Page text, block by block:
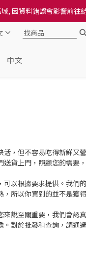
, 因資料錯誤會影響前往
, 因資料錯誤會影響前往
《餸您健康》
, 因資料錯誤會影響前往結
中文
，但不容易吃得新鮮又
貨上門，照顧您的需要
以根據要求提供。我們
所以你買到的並不是獲
說至關重要，我們會認
。對於批發和查詢，請